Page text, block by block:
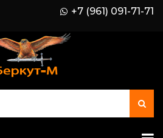
+7 (961) 091-71-71